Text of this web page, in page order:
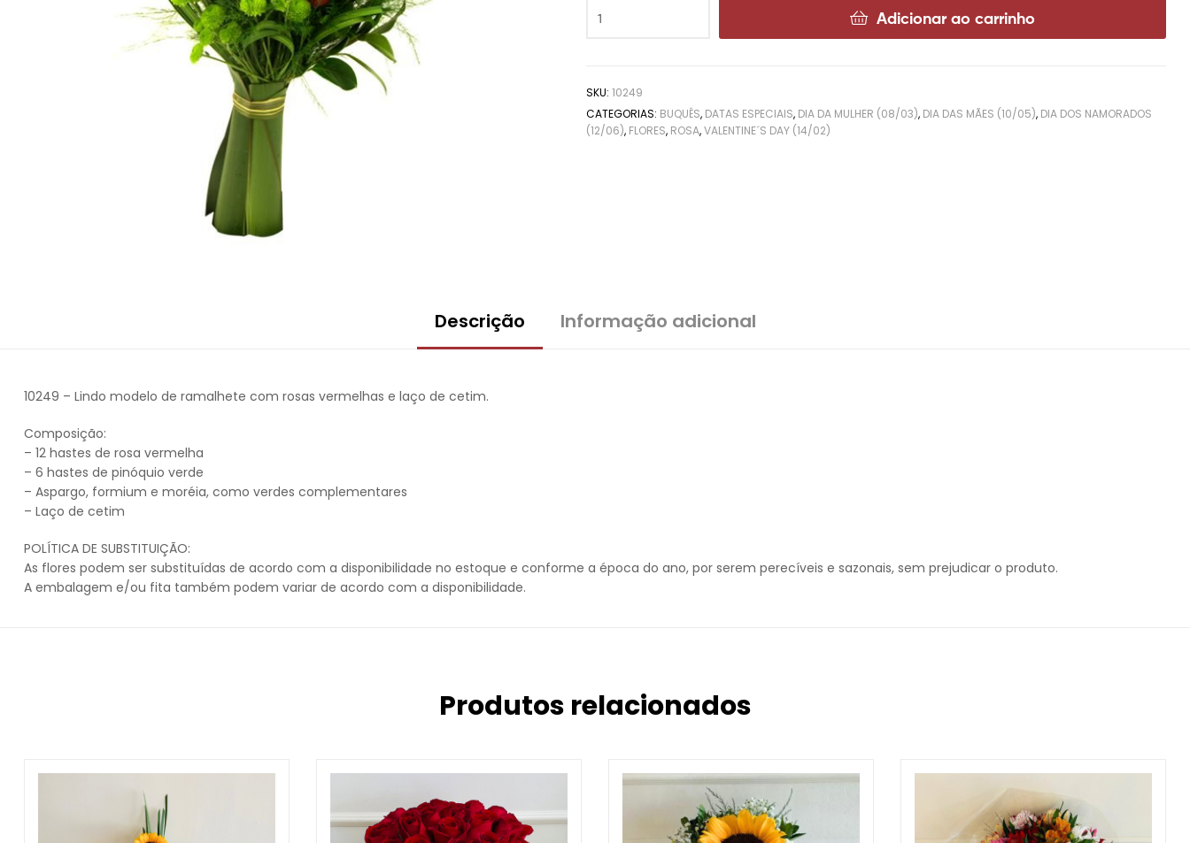
Adicionar ao carrinho
SKU:10249
CATEGORIAS: BUQUÊS, DATAS ESPECIAIS, DIA DA MULHER (08/03), DIA DAS MÃES (10/05), DIA DOS NAMORADOS
(12/06), FLORES, ROSA,VALENTINE´S DAY (14/02)
Descrição Informação adicional
10249 – Lindo modelo de ramalhete com rosas vermelhas e laço de cetim.
Composição:
– 12 hastes de rosa vermelha
– 6 hastes de pinóquio verde
– Aspargo, formium e moréia, como verdes complementares
– Laço de cetim
POLÍTICA DE SUBSTITUIÇÃO:
As flores podem ser substituídas de acordo com a disponibilidade no estoque e conforme a época do ano, por serem perecíveis e sazonais, sem prejudicar o produto.
A embalagem e/ou fita também podem variar de acordo com a disponibilidade.
Produtos relacionados